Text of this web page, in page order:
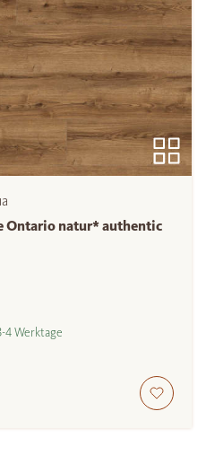
Ontario natur* authentic
4 Werktage